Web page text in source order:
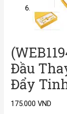
Đầu
Đẩy
175.000VND